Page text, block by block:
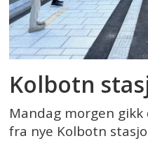
Kolbotn
Mandag morgen
fra nye Kolbotn